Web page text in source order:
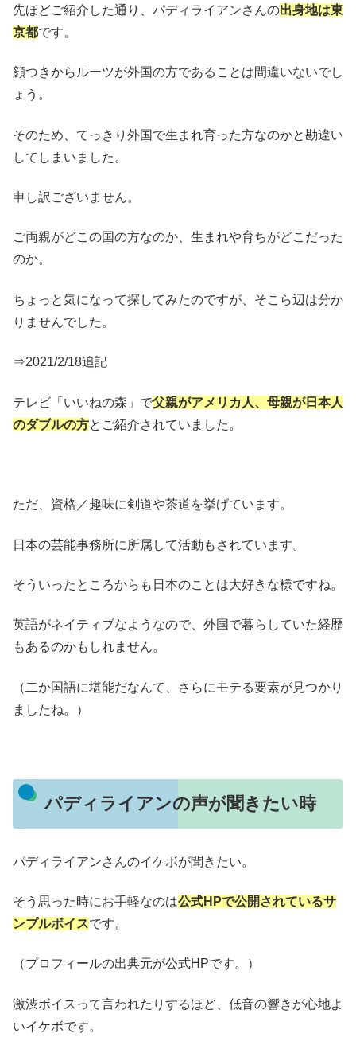
先ほどご紹介した通り、パディライアンさんの出身地は東
京都です。
顔つきからルーツが外国の方であることは間違いないでし
ょう。
そのため、てっきり外国で生まれ育った方なのかと勘違い
してしまいました。
申し訳ございません。
ご両親がどこの国の方なのか、生まれや育ちがどこだった
のか。
ちょっと気になって探してみたのですが、そこら辺は分か
りませんでした。
⇒2021/2/18追記
テレビ「いいねの森」で父親がアメリカ人、母親が日本人
のダブルの方とご紹介されていました。
ただ、資格／趣味に剣道や茶道を挙げています。
日本の芸能事務所に所属して活動もされています。
そういったところからも日本のことは大好きな様ですね。
英語がネイティブなようなので、外国で暮らしていた経歴
もあるのかもしれません。
（二か国語に堪能だなんて、さらにモテる要素が見つかり
ましたね。）
パディライアンの声が聞きたい時
パディライアンさんのイケボが聞きたい。
そう思った時にお手軽なのは公式HPで公開されているサ
ンプルボイスです。
（プロフィールの出典元が公式HPです。）
激渋ボイスって言われたりするほど、低音の響きが心地よ
いイケボです。